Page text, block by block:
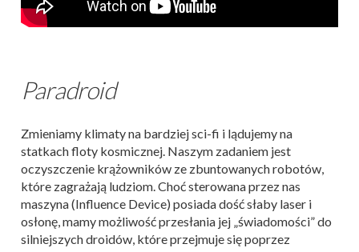
Paradroid
Zmieniamy klimaty na bardziej sci-fi i lądujemy na
statkach floty kosmicznej. Naszym zadaniem jest
oczyszczenie krążowników ze zbuntowanych robotów,
które zagrażają ludziom. Choć sterowana przez nas
maszyna (Influence Device) posiada dość słaby laser i
osłonę, mamy możliwość przesłania jej „świadomości” do
silniejszych droidów, które przejmuje się poprzez